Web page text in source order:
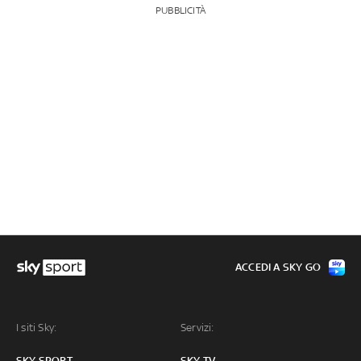
PUBBLICITÀ
I siti Sky: Servizi:
ACCEDI A SKY GO